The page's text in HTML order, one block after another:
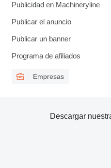
Publicidad en Machineryline
Publicar el anuncio
Publicar un banner
Programa de afiliados
Empresas
Descargar